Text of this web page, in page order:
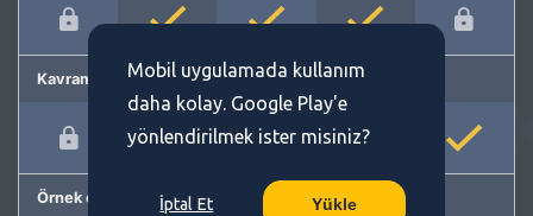
Kavram önerme
Örnek cümleler
Mobil uygulamada kullanım
daha kolay. Google Play'e
yönlendirilmek ister misiniz?
İptal Et Yükle